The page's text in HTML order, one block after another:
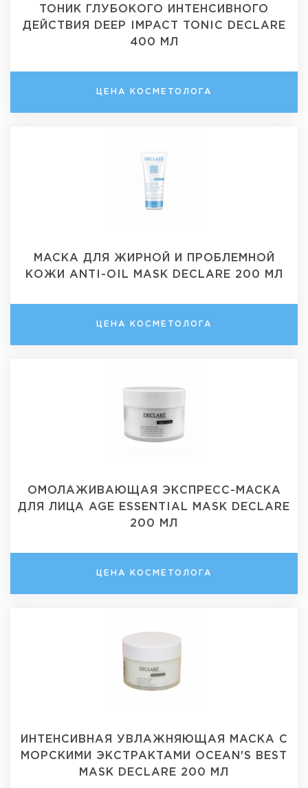
ТОНИК ГЛУБОКОГО ИНТЕНСИВНОГО
ДЕЙСТВИЯ DEEP IMPACT TONIC DECLARE
400 МЛ
ЦЕНА КОСМЕТОЛОГА
МАСКА ДЛЯ ЖИРНОЙ И ПРОБЛЕМНОЙ
КОЖИ ANTI-OIL MASK DECLARE 200 МЛ
ЦЕНА КОСМЕТОЛОГА
ОМОЛАЖИВАЮЩАЯ ЭКСПРЕСС-МАСКА
ДЛЯ ЛИЦА AGE ESSENTIAL MASK DECLARE
200 МЛ
ЦЕНА КОСМЕТОЛОГА
ИНТЕНСИВНАЯ УВЛАЖНЯЮЩАЯ МАСКА С
МОРСКИМИ ЭКСТРАКТАМИ OCEAN'S BEST
MASK DECLARE 200 МЛ